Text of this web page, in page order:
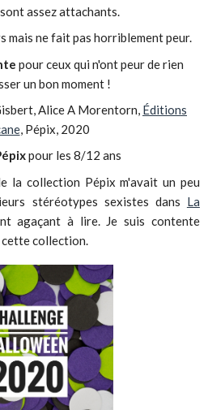
assez attachants.
mais ne fait pas horriblement peur.
pour ceux qui n'ont peur de rien
un bon moment !
Alice A Morentorn, Éditions
, Pépix, 2020
pour les 8/12 ans
la collection Pépix m'avait un peu
stéréotypes sexistes dans La
agaçant à lire. Je suis contente
collection.